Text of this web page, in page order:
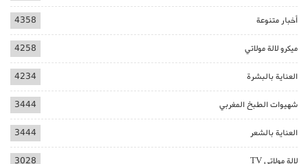
أخبار متنوعة 4358
ميكرو لالة مولاتي 4258
العناية بالبشرة 4234
شهيوات الطبخ المغربي 3444
العناية بالشعر 3444
لالة مولاتي TV 3028